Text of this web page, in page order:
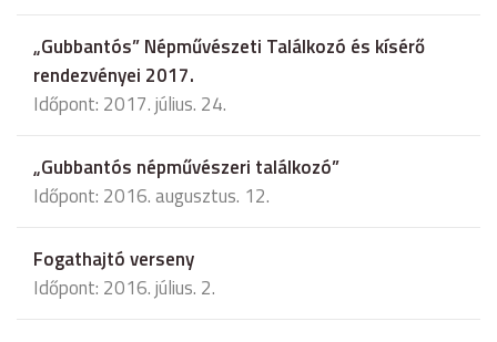
„Gubbantós” Népművészeti Találkozó és kísérő
rendezvényei 2017.
Időpont: 2017. július. 24.
„Gubbantós népművészeri találkozó”
Időpont: 2016. augusztus. 12.
Fogathajtó verseny
Időpont: 2016. július. 2.